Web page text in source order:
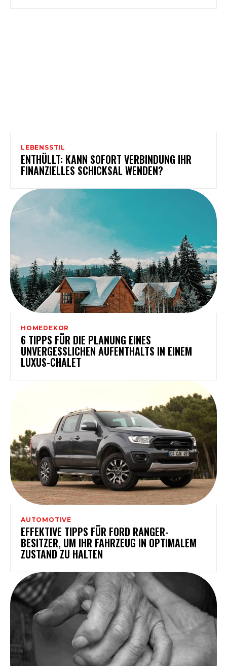
LEBENSSTIL
ENTHÜLLT: KANN SOFORT VERBINDUNG IHR
FINANZIELLES SCHICKSAL WENDEN?
HOMEDEKOR
6 TIPPS FÜR DIE PLANUNG EINES
UNVERGESSLICHEN AUFENTHALTS IN EINEM
LUXUS-CHALET
AUTOMOTIVE
EFFEKTIVE TIPPS FÜR FORD RANGER-
BESITZER, UM IHR FAHRZEUG IN OPTIMALEM
ZUSTAND ZU HALTEN